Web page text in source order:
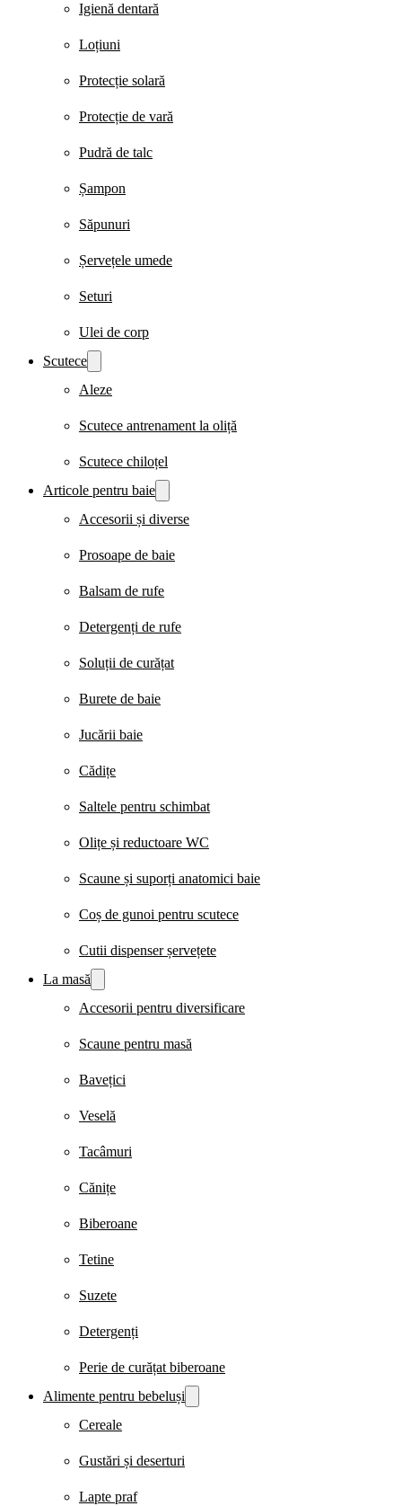
Igienă dentară
Loțiuni
Protecție solară
Protecție de vară
Pudră de talc
Șampon
Săpunuri
Șervețele umede
Seturi
Ulei de corp
Scutece
Aleze
Scutece antrenament la oliță
Scutece chiloțel
Articole pentru baie
Accesorii și diverse
Prosoape de baie
Balsam de rufe
Detergenți de rufe
Soluții de curățat
Burete de baie
Jucării baie
Cădițe
Saltele pentru schimbat
Olițe și reductoare WC
Scaune și suporți anatomici baie
Coș de gunoi pentru scutece
Cutii dispenser șervețete
La masă
Accesorii pentru diversificare
Scaune pentru masă
Bavețici
Veselă
Tacâmuri
Cănițe
Biberoane
Tetine
Suzete
Detergenți
Perie de curățat biberoane
Alimente pentru bebeluși
Cereale
Gustări și deserturi
Lapte praf